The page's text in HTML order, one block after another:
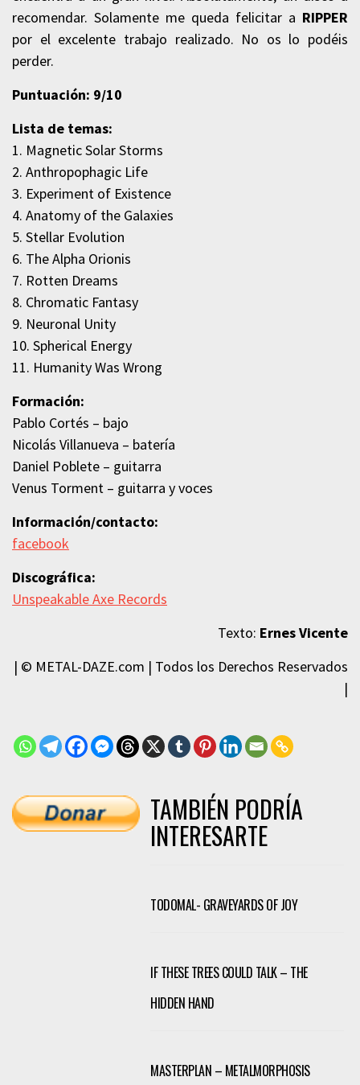
recomendar. Solamente me queda felicitar a RIPPER
por el excelente trabajo realizado. No os lo podéis
perder.
Puntuación: 9/10
Lista de temas:
1. Magnetic Solar Storms
2. Anthropophagic Life
3. Experiment of Existence
4. Anatomy of the Galaxies
5. Stellar Evolution
6. The Alpha Orionis
7. Rotten Dreams
8. Chromatic Fantasy
9. Neuronal Unity
10. Spherical Energy
11. Humanity Was Wrong
Formación:
Pablo Cortés – bajo
Nicolás Villanueva – batería
Daniel Poblete – guitarra
Venus Torment – guitarra y voces
Información/contacto:
facebook
Discográfica:
Unspeakable Axe Records
Texto: Ernes Vicente
| © METAL-DAZE.com | Todos los Derechos Reservados
|
TAMBIÉN PODRÍA
INTERESARTE
TODOMAL- GRAVEYARDS OF JOY
IF THESE TREES COULD TALK – THE
HIDDEN HAND
MASTERPLAN – METALMORPHOSIS